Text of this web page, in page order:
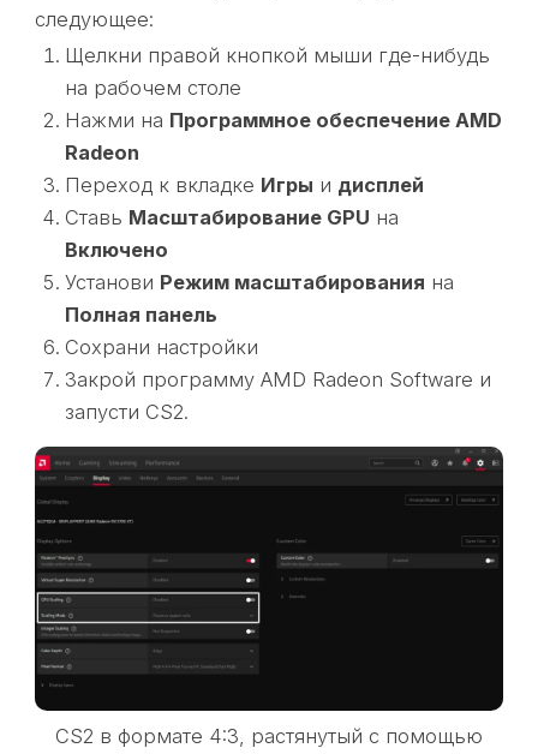
следующее:
Щелкни правой кнопкой мыши где-нибудь
на рабочем столе
Нажми на Программное обеспечение AMD
Radeon
Переход к вкладке Игры и дисплей
Ставь Масштабирование GPU на
Включено
Установи Режим масштабирования на
Полная панель
Сохрани настройки
Закрой программу AMD Radeon Software и
запусти CS2.
CS2 в формате 4:3, растянутый с помощью